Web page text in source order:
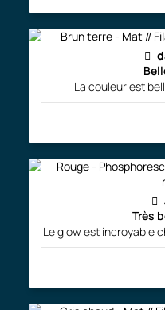
La couleur est
Très
Le glow est incroyable